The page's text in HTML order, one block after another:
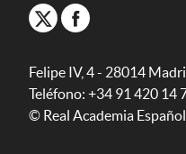
Felipe IV, 4 - 28014
Teléfono: +34 91 420 14
© Real Academia